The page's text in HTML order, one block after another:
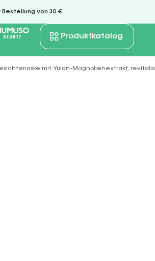
von 30 €
Produktkatalog
mit Yulan-Magnolienextrakt,